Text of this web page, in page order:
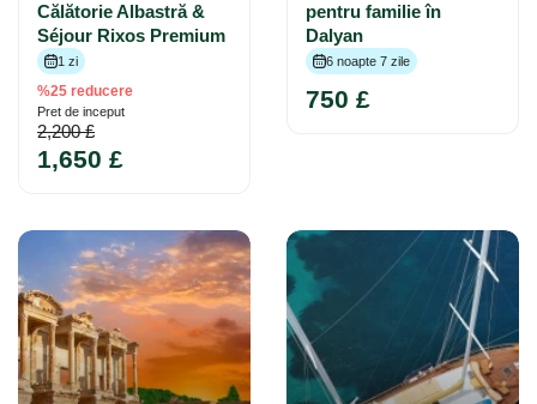
Călătorie Albastră &
Séjour Rixos Premium
1 zi
%25 reducere
Pret de inceput
2,200 £
1,650 £
pentru familie în
Dalyan
6 noapte 7 zile
750 £